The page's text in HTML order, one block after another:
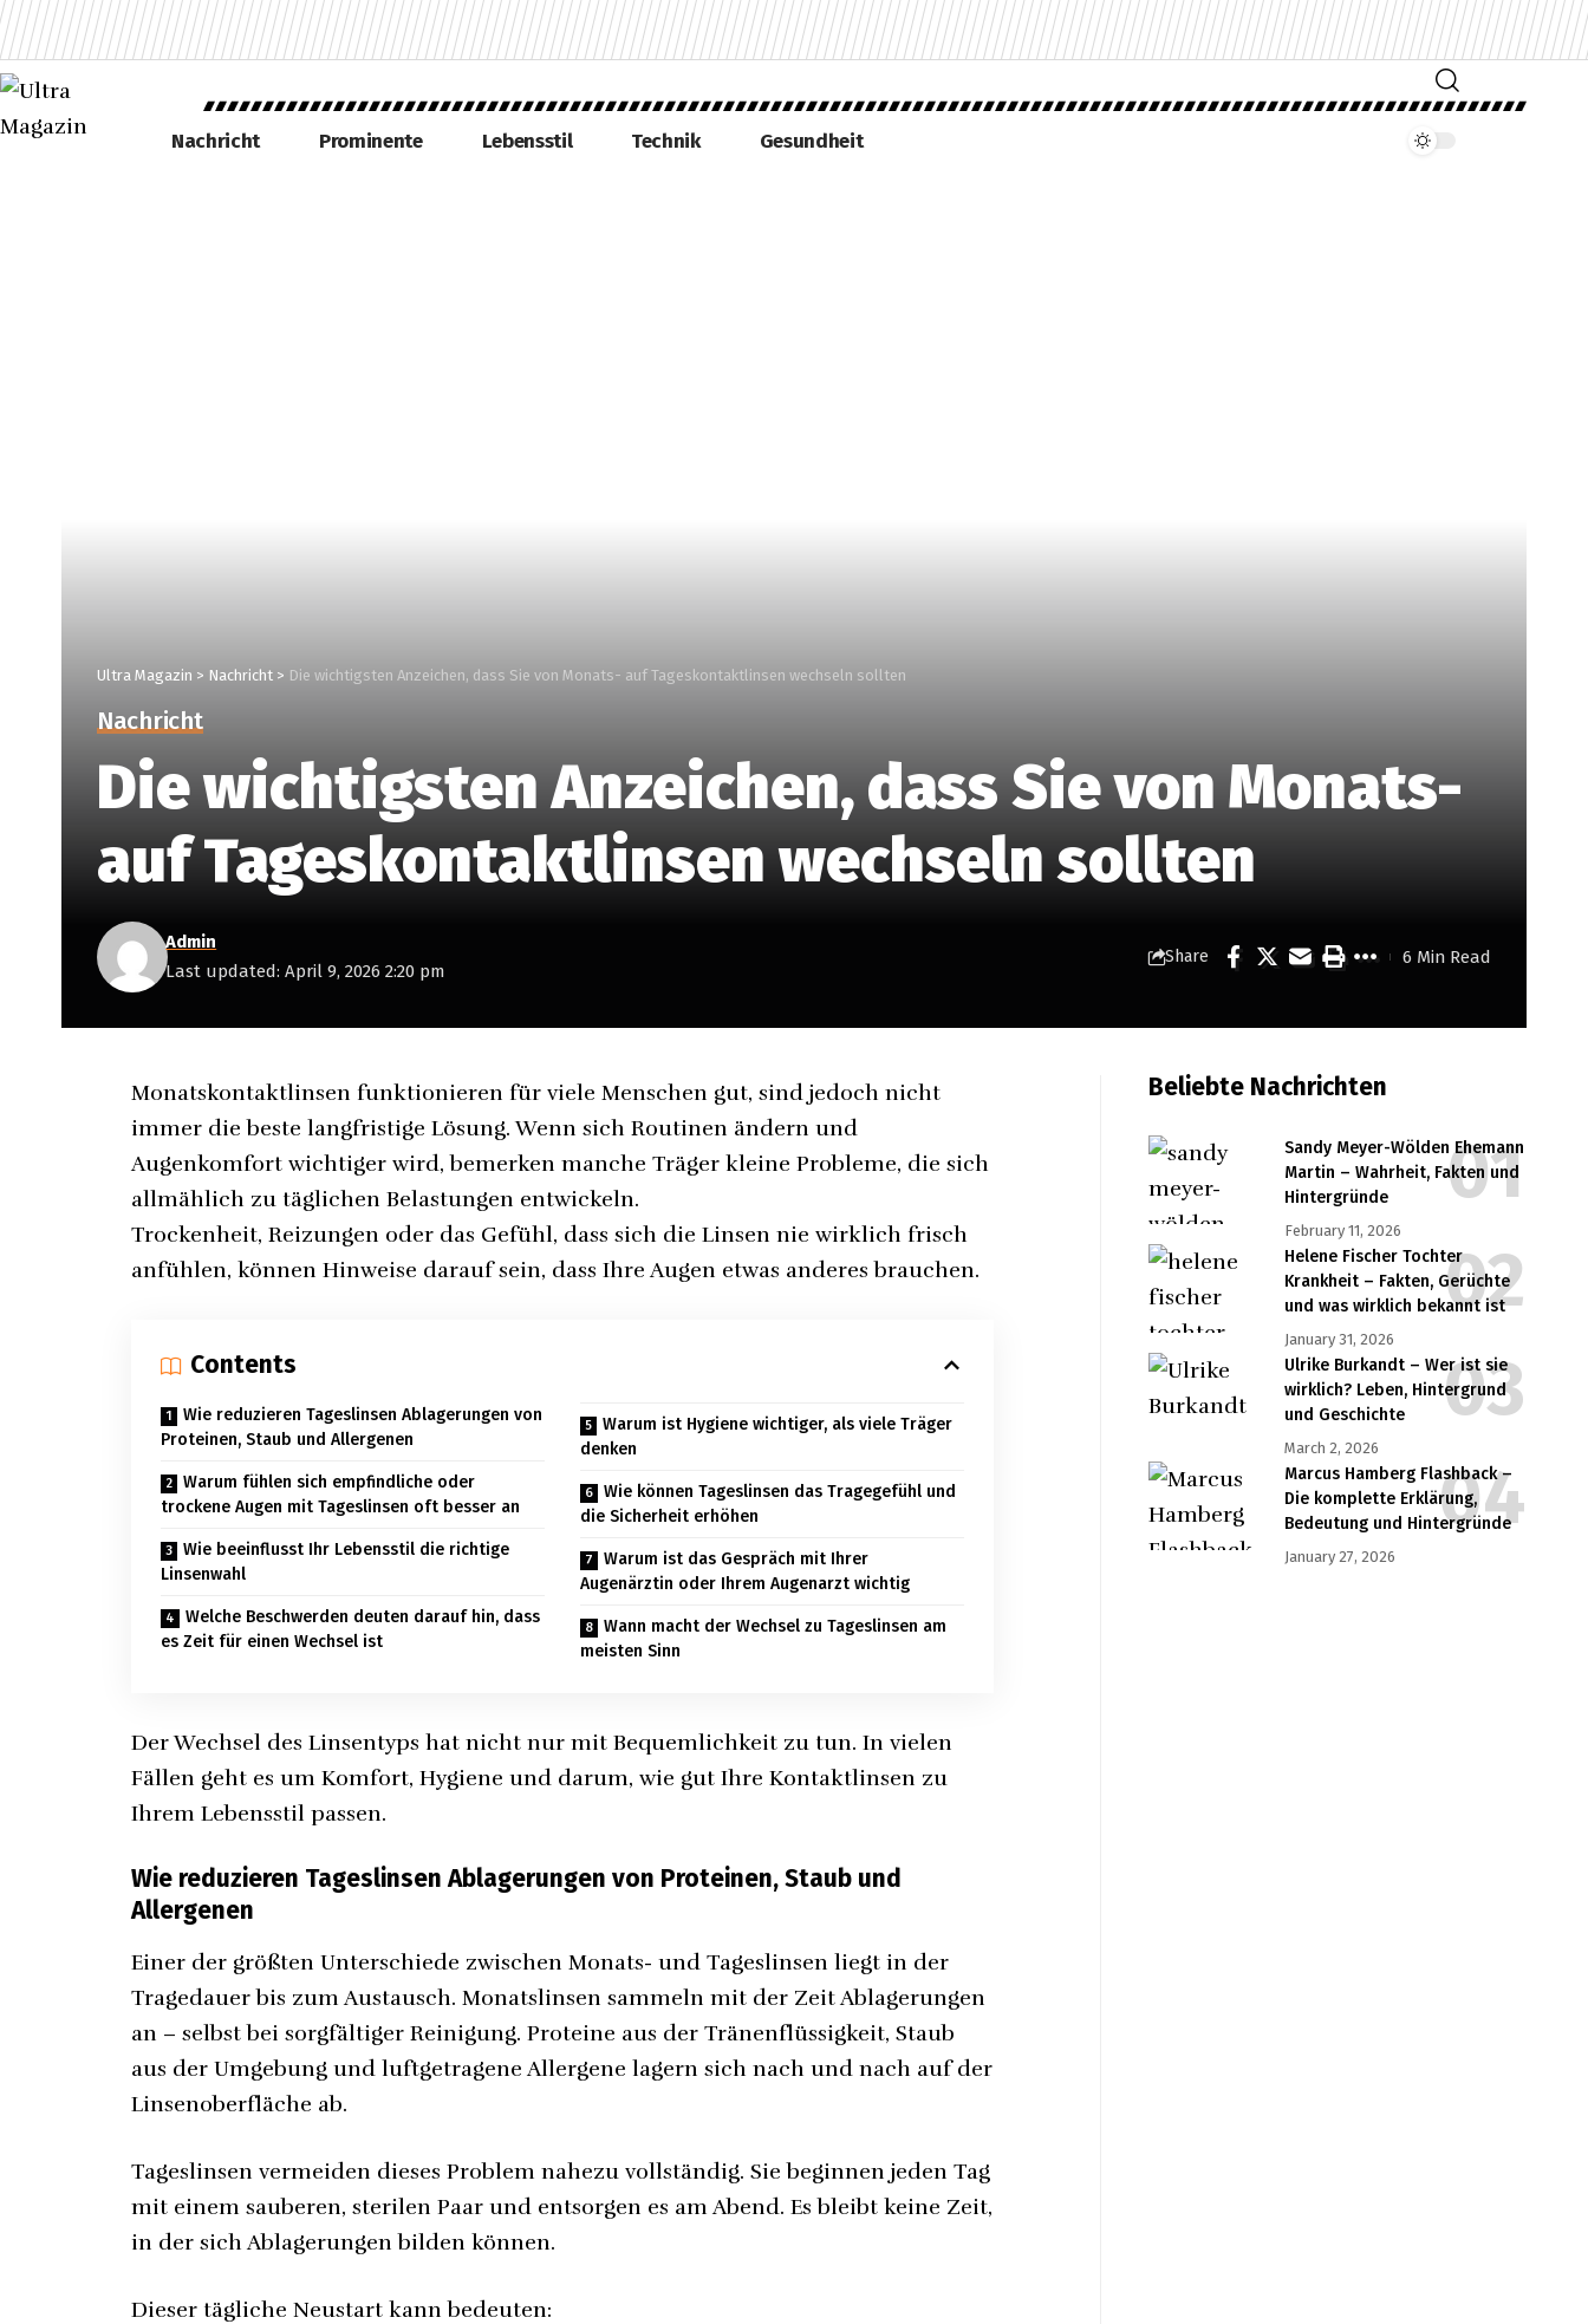
Nachricht Prominente Lebensstil Technik Gesundheit
Ultra Magazin > Nachricht > Die wichtigsten Anzeichen, dass Sie von Monats- auf Tageskontaktlinsen wechseln sollten
Nachricht
Die wichtigsten Anzeichen, dass Sie von Monats-
auf Tageskontaktlinsen wechseln sollten
Last updated: April 9, 2026 2:20 pm
Admin
Share 6 Min Read
Monatskontaktlinsen funktionieren für viele Menschen gut, sind jedoch nicht
immer die beste langfristige Lösung. Wenn sich Routinen ändern und
Augenkomfort wichtiger wird, bemerken manche Träger kleine Probleme, die sich
allmählich zu täglichen Belastungen entwickeln.
Trockenheit, Reizungen oder das Gefühl, dass sich die Linsen nie wirklich frisch
anfühlen, können Hinweise darauf sein, dass Ihre Augen etwas anderes brauchen.
Contents
Wie reduzieren Tageslinsen Ablagerungen von
Proteinen, Staub und Allergenen
Warum fühlen sich empfindliche oder
trockene Augen mit Tageslinsen oft besser an
Wie beeinflusst Ihr Lebensstil die richtige
Linsenwahl
Welche Beschwerden deuten darauf hin, dass
es Zeit für einen Wechsel ist
Warum ist Hygiene wichtiger, als viele Träger
denken
Wie können Tageslinsen das Tragegefühl und
die Sicherheit erhöhen
Warum ist das Gespräch mit Ihrer
Augenärztin oder Ihrem Augenarzt wichtig
Wann macht der Wechsel zu Tageslinsen am
meisten Sinn
Der Wechsel des Linsentyps hat nicht nur mit Bequemlichkeit zu tun. In vielen
Fällen geht es um Komfort, Hygiene und darum, wie gut Ihre Kontaktlinsen zu
Ihrem Lebensstil passen.
Wie reduzieren Tageslinsen Ablagerungen von Proteinen, Staub und
Allergenen
Einer der größten Unterschiede zwischen Monats- undTageslinsen liegt in der
Tragedauer bis zum Austausch. Monatslinsen sammeln mit der Zeit Ablagerungen
an – selbst bei sorgfältiger Reinigung. Proteine aus der Tränenflüssigkeit, Staub
aus der Umgebung und luftgetragene Allergene lagern sich nach und nach auf der
Linsenoberfläche ab.
Tageslinsen vermeiden dieses Problem nahezu vollständig. Sie beginnen jeden Tag
mit einem sauberen, sterilen Paar und entsorgen es am Abend. Es bleibt keine Zeit,
in der sich Ablagerungen bilden können.
Dieser tägliche Neustart kann bedeuten:
Beliebte Nachrichten
Sandy Meyer-Wölden Ehemann
Martin – Wahrheit, Fakten und
Hintergründe
February 11, 2026
Helene Fischer Tochter
Krankheit – Fakten, Gerüchte
und was wirklich bekannt ist
January 31, 2026
Ulrike Burkandt – Wer ist sie
wirklich? Leben, Hintergrund
und Geschichte
March 2, 2026
Marcus Hamberg Flashback –
Die komplette Erklärung,
Bedeutung und Hintergründe
January 27, 2026